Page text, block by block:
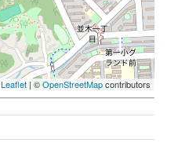
Leaflet | ©OpenStreetMapcontributors